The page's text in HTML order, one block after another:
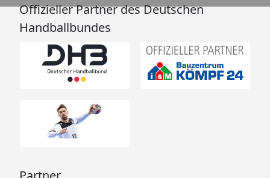
Offizieller Partner des Deutschen
Handballbundes